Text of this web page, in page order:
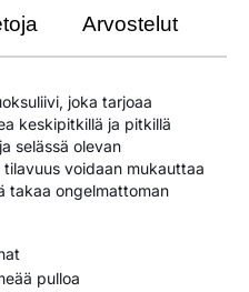
Arvostelut
joka tarjoaa
keskipitkillä ja pitkillä
selässä olevan
voidaan mukauttaa
takaa ongelmattoman
pulloa